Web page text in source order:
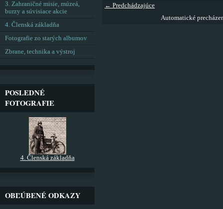
← Predchádzajúce
Automatické
3. Zahraničné misie, múzeá,
burzy a súvisiace akcie
4. Členská základňa
Fotografie zo starých albumov
Zbrane, technika a výstroj
POSLEDNÉ
FOTOGRAFIE
4. Členská základňa
OBĽÚBENÉ ODKAZY